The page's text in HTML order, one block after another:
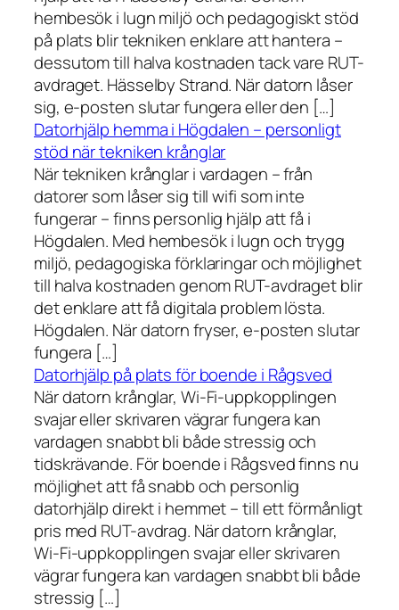
hembesök i lugn miljö och pedagogiskt stöd
på plats blir tekniken enklare att hantera –
dessutom till halva kostnaden tack vare RUT-
avdraget. Hässelby Strand. När datorn låser
sig, e-posten slutar fungera eller den […]
Datorhjälp hemma i Högdalen – personligt
stöd när tekniken krånglar
När tekniken krånglar i vardagen – från
datorer som låser sig till wifi som inte
fungerar – finns personlig hjälp att få i
Högdalen. Med hembesök i lugn och trygg
miljö, pedagogiska förklaringar och möjlighet
till halva kostnaden genom RUT-avdraget blir
det enklare att få digitala problem lösta.
Högdalen. När datorn fryser, e-posten slutar
fungera […]
Datorhjälp på plats för boende i Rågsved
När datorn krånglar, Wi-Fi-uppkopplingen
svajar eller skrivaren vägrar fungera kan
vardagen snabbt bli både stressig och
tidskrävande. För boende i Rågsved finns nu
möjlighet att få snabb och personlig
datorhjälp direkt i hemmet – till ett förmånligt
pris med RUT-avdrag. När datorn krånglar,
Wi-Fi-uppkopplingen svajar eller skrivaren
vägrar fungera kan vardagen snabbt bli både
stressig […]